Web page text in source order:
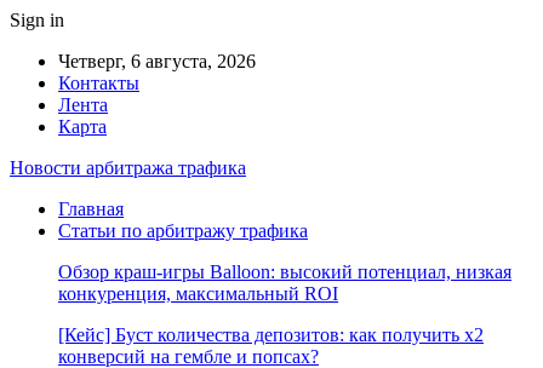
Sign in
Четверг, 6 августа, 2026
Контакты
Лента
Карта
Новости арбитража трафика
Главная
Статьи по арбитражу трафика
Обзор краш-игры Balloon: высокий потенциал, низкая
конкуренция, максимальный ROI
[Кейс] Буст количества депозитов: как получить х2
конверсий на гембле и попсах?